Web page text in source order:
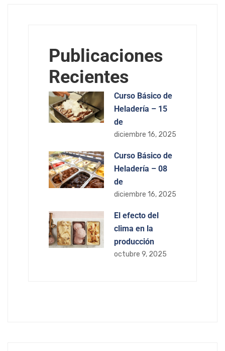
Publicaciones
Recientes
Curso Básico de
Heladería – 15
de
diciembre 16, 2025
Curso Básico de
Heladería – 08
de
diciembre 16, 2025
El efecto del
clima en la
producción
octubre 9, 2025